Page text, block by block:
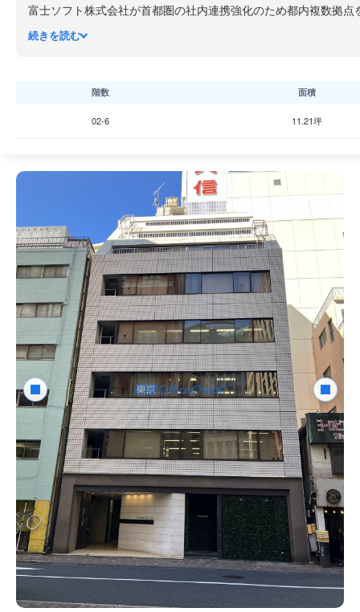
富士ソフト株式会社が首都圏の社内連携強化のため都内複数拠
汐留エリアは電通本社ビルや日本テレビタワーなど大型オフィ
続きを読む
階数 面積
02-6 11.21坪